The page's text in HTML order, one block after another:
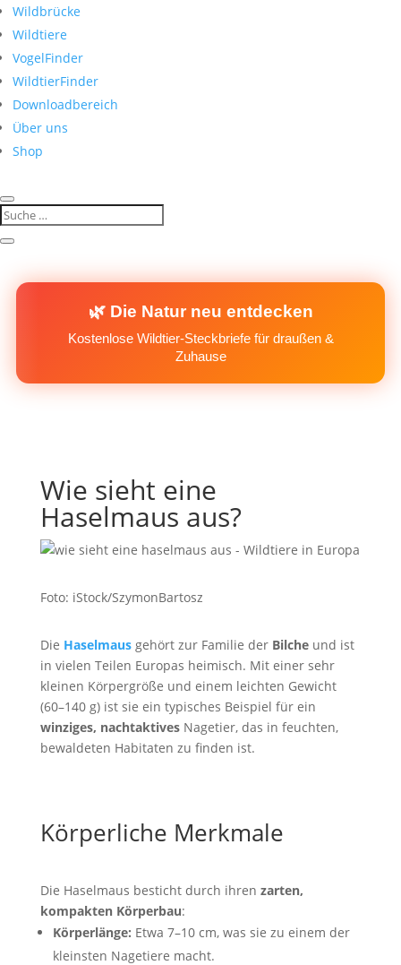
Wildbrücke
Wildtiere
VogelFinder
WildtierFinder
Downloadbereich
Über uns
Shop
🌿 Die Natur neu entdecken
Kostenlose Wildtier-Steckbriefe für draußen &
Zuhause
Wie sieht eine
Haselmaus aus?
Foto: iStock/SzymonBartosz
Die Haselmaus gehört zur Familie der Bilcheund ist
in vielen Teilen Europas heimisch. Mit einer sehr
kleinen Körpergröße und einem leichten Gewicht
(60–140 g) ist sie ein typisches Beispiel für ein
winziges, nachtaktivesNagetier, das in feuchten,
bewaldeten Habitaten zu finden ist.
Körperliche Merkmale
Die Haselmaus besticht durch ihren zarten,
kompakten Körperbau:
Körperlänge: Etwa 7–10 cm, was sie zu einem der
kleinsten Nagetiere macht.